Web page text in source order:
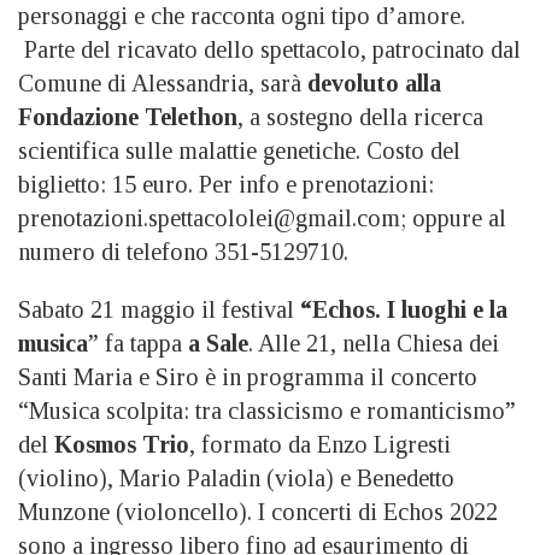
personaggi e che racconta ogni tipo d’amore.
Parte del ricavato dello spettacolo, patrocinato dal
Comune di Alessandria, sarà devoluto alla
Fondazione Telethon, a sostegno della ricerca
scientifica sulle malattie genetiche. Costo del
biglietto: 15 euro. Per info e prenotazioni:
prenotazioni.spettacololei@gmail.com; oppure al
numero di telefono 351-5129710.
Sabato 21 maggio il festival “Echos. I luoghi e la
musica” fa tappa a Sale. Alle 21, nella Chiesa dei
Santi Maria e Siro è in programma il concerto
“Musica scolpita: tra classicismo e romanticismo”
del Kosmos Trio, formato da Enzo Ligresti
(violino), Mario Paladin (viola) e Benedetto
Munzone (violoncello). I concerti di Echos 2022
sono a ingresso libero fino ad esaurimento di